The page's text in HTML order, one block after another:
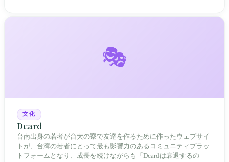
🎭
文化
Dcard
台南出身の若者が台大の寮で友達を作るために作ったウェブサイ
トが、台湾の若者にとって最も影響力のあるコミュニティプラッ
トフォームとなり、成長を続けながらも「Dcardは衰退するの